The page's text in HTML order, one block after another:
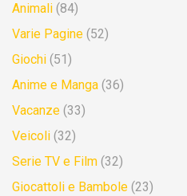
Animali (84)
Varie Pagine (52)
Giochi (51)
Anime e Manga (36)
Vacanze (33)
Veicoli (32)
Serie TV e Film (32)
Giocattoli e Bambole (23)